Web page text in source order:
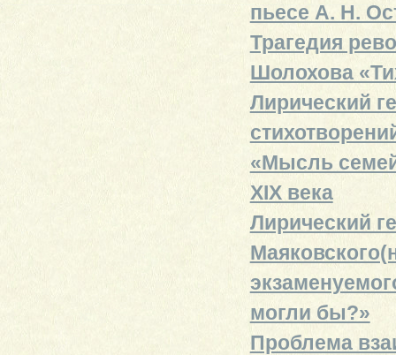
пьесе А. Н.
Трагедия
Шолохова
Лирический
«Мысль
XIX века
Лирический
могли бы?»
Проблема